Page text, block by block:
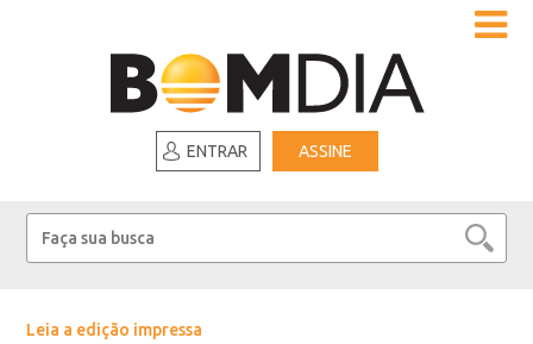
ENTRAR ASSINE
Leia a edição impressa